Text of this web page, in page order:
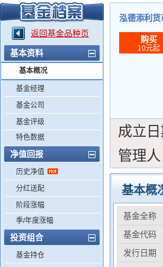
添富优势 华安宏利 上证180价值ETF
返回基金品种页
基本资料
基本概况
基金经理
基金公司
基金评级
特色数据
净值回报
历史净值
分红送配
阶段涨幅
季/年度涨幅
投资组合
基金持仓
泓德添利
购买
10元起
成立日
管理人
基本概
基金全称
基金代码
发行日期